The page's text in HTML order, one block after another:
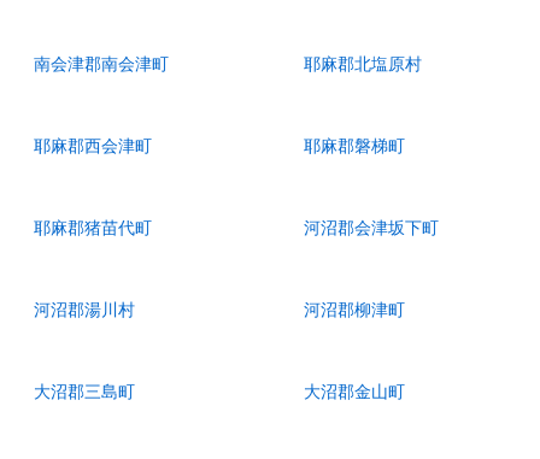
南会津郡南会津町 耶麻郡北塩原村
耶麻郡西会津町 耶麻郡磐梯町
耶麻郡猪苗代町 河沼郡会津坂下町
河沼郡湯川村 河沼郡柳津町
大沼郡三島町 大沼郡金山町